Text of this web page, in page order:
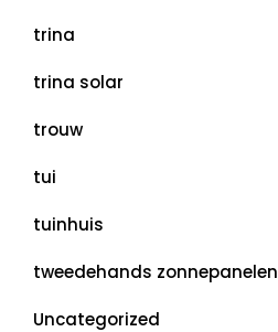
trina
trina solar
trouw
tui
tuinhuis
tweedehands zonnepanelen
Uncategorized